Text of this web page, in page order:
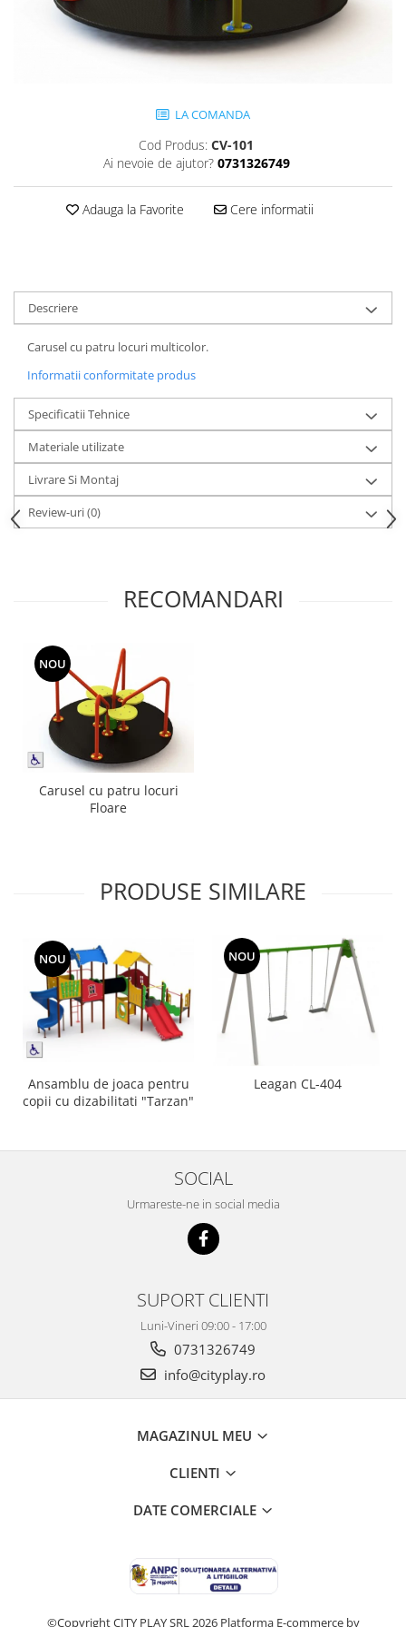
Jocuri cu nisip
Echipamente de catarat
Echipamente persoane cu
Echipament muzical
SPORT SI FITNESS
Tenis si Volei
Ciclism
Street Workout
Terenuri Multisport
Trasee Ninja
Echipamente fitness
Mese de jocuri
MOBILIER URBAN
Garduri/Imprejmuiri
Cosuri de gunoi
LA COMANDA
Cod Produs: CV-101
Ai nevoie de ajutor? 0731326749
Adauga la Favorite Cere informatii
Descriere
Carusel cu patru locuri multicolor.
Informatii conformitate produs
Specificatii Tehnice
Materiale utilizate
Livrare Si Montaj
Review-uri(0)
RECOMANDARI
NOU
Carusel cu patru locuri
Floare
PRODUSE SIMILARE
NOU
Ansamblu de joaca pentru
copii cu dizabilitati "Tarzan"
NOU
Leagan CL-404
SOCIAL
Urmareste-ne in social media
SUPORT CLIENTI
Luni-Vineri 09:00 - 17:00
0731326749
info@cityplay.ro
MAGAZINUL MEU
CLIENTI
DATE COMERCIALE
©Copyright CITY PLAY SRL 2026 Platforma E-commerce by